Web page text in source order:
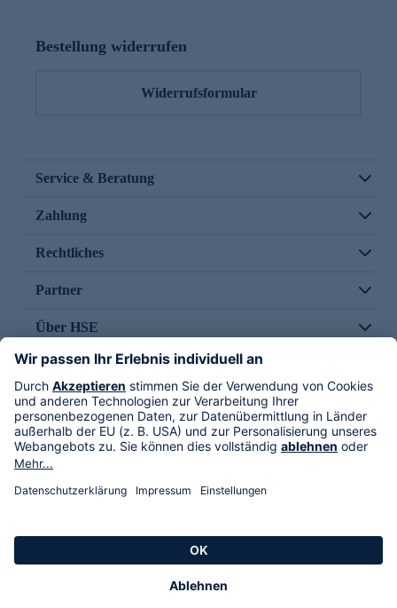
Bestellung widerrufen
Widerrufsformular
Service & Beratung
Zahlung
Rechtliches
Partner
Über HSE
Im TV
HSE International